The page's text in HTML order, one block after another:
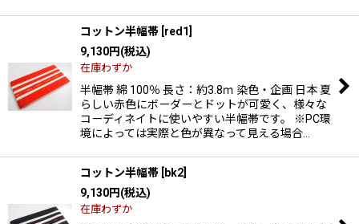
コットン半幅帯 red1
9,130円(税込)
在庫わずか
半幅帯 綿 100％ 長さ：約3.8ｍ 染色・企画 日本 夏
らしい赤色にボーダーとドットが可愛く、様々な
コーディネイトに使いやすい半幅帯です。 ※PC環
境によっては実際と色が異なって見える場合…
コットン半幅帯 bk2
9,130円(税込)
在庫わずか